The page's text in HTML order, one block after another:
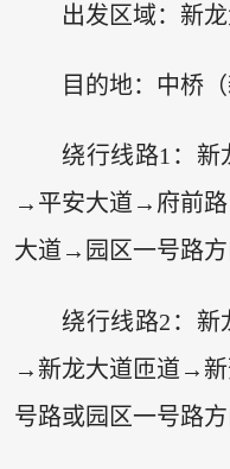
出发区域：新
目的地：中桥（
绕行线路1：新
→平安大道→府前
大道→园区一号路方
绕行线路2：新
→新龙大道匝道→
号路或园区一号路方